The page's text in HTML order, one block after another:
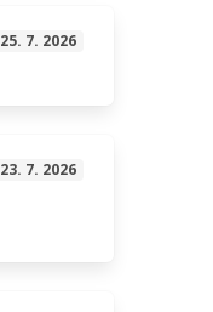
25. 7. 2026
23. 7. 2026